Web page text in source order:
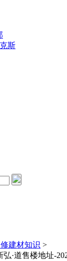
斯
建材知识 >
·道售楼地址-